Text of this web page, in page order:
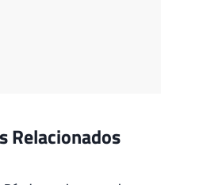
Relacionados